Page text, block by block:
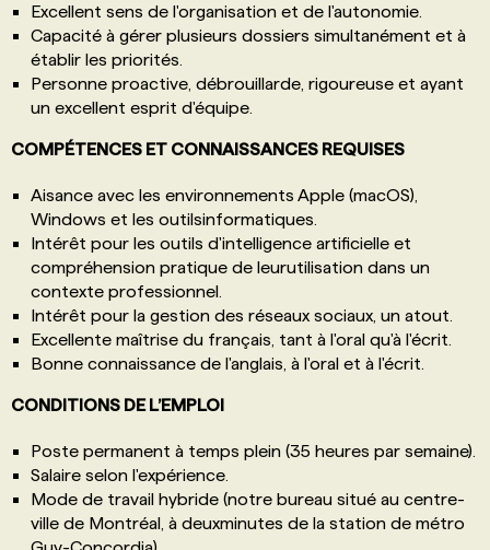
Excellent sens de l'organisation et de l'autonomie.
Capacité à gérer plusieurs dossiers simultanément et à
établir les priorités.
Personne proactive, débrouillarde, rigoureuse et ayant
un excellent esprit d'équipe.
COMPÉTENCES ET CONNAISSANCES REQUISES
Aisance avec les environnements Apple (macOS),
Windows et les outilsinformatiques.
Intérêt pour les outils d'intelligence artificielle et
compréhension pratique de leurutilisation dans un
contexte professionnel.
Intérêt pour la gestion des réseaux sociaux, un atout.
Excellente maîtrise du français, tant à l'oral qu'à l'écrit.
Bonne connaissance de l'anglais, à l'oral et à l'écrit.
CONDITIONS DE L’EMPLOI
Poste permanent à temps plein (35 heures par semaine).
Salaire selon l'expérience.
Mode de travail hybride (notre bureau situé au centre-
ville de Montréal, à deuxminutes de la station de métro